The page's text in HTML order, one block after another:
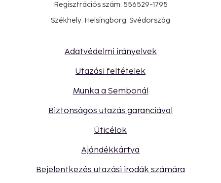
Regisztrációs szám: 556529-1795
Székhely: Helsingborg, Svédország
Adatvédelmi irányelvek
Utazási feltételek
Munka a Sembonál
Biztonságos utazás garanciával
Úticélok
Ajándékkártya
Bejelentkezés utazási irodák számára